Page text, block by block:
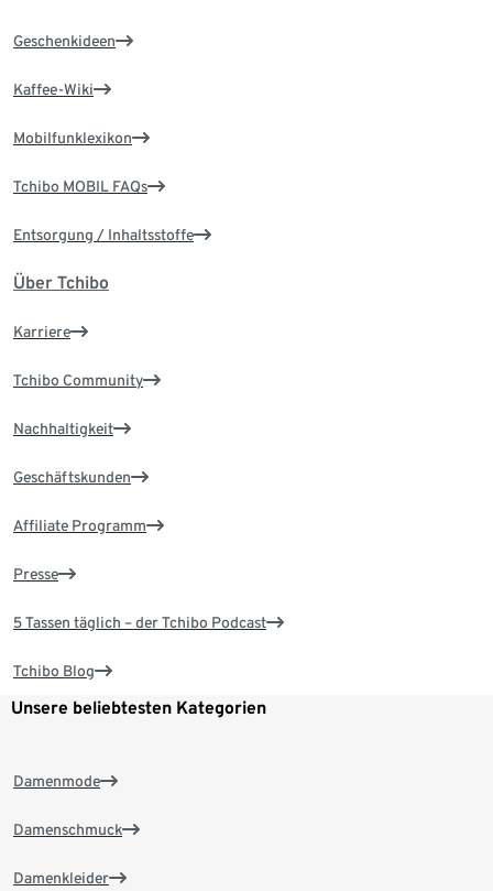
Geschenkideen
Kaffee-Wiki
Mobilfunklexikon
Tchibo MOBIL FAQs
Entsorgung / Inhaltsstoffe
Über Tchibo
Karriere
Tchibo Community
Nachhaltigkeit
Geschäftskunden
Affiliate Programm
Presse
5 Tassen täglich – der Tchibo Podcast
Tchibo Blog
Unsere beliebtesten Kategorien
Damenmode
Damenschmuck
Damenkleider